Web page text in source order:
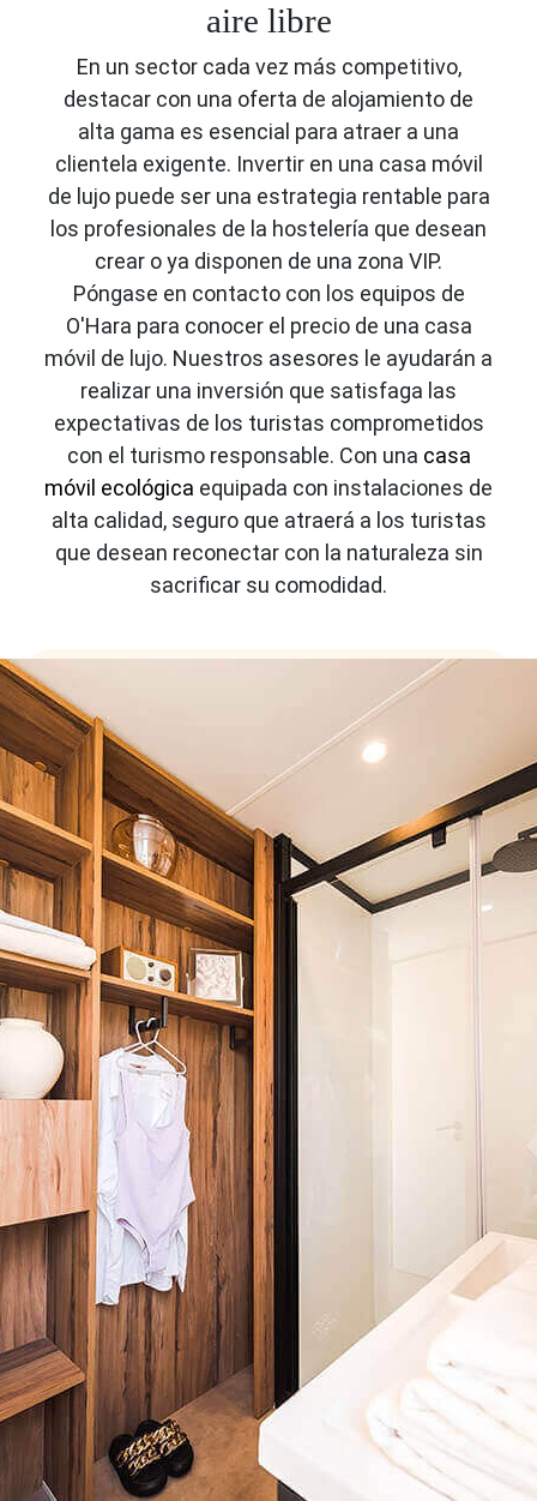
aire libre
En un sector cada vez más competitivo,
destacar con una oferta de alojamiento de
alta gama es esencial para atraer a una
clientela exigente. Invertir en una casa móvil
de lujo puede ser una estrategia rentable para
los profesionales de la hostelería que desean
crear o ya disponen de una zona VIP.
Póngase en contacto con los equipos de
O'Hara para conocer el precio de una casa
móvil de lujo. Nuestros asesores le ayudarán a
realizar una inversión que satisfaga las
expectativas de los turistas comprometidos
con el turismo responsable. Con una casa
móvil ecológica equipada con instalaciones de
alta calidad, seguro que atraerá a los turistas
que desean reconectar con la naturaleza sin
sacrificar su comodidad.